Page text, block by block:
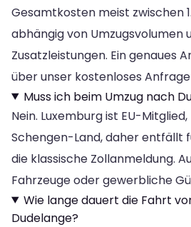
Gesamtkosten meist zwischen
abhängig von Umzugsvolumen
Zusatzleistungen. Ein genaues
über unser kostenloses
Muss ich beim Umzug nach
Nein. Luxemburg ist EU-
Schengen-Land, daher entfällt
die klassische Zollanmeldung.
Fahrzeuge oder gewerbliche
Wie lange dauert die Fahrt
Dudelange?